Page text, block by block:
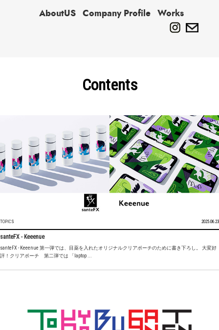
AboutUS Company Profile Works
Contents
TOPICS 2025.06.23
santeFX - Keeenue
santeFX - Keeenue 第一弾では、目薬を入れたオリジナルクリアポーチのために書き下ろし。 大変好
評！クリアポーチ 第二弾では 「laptop ...